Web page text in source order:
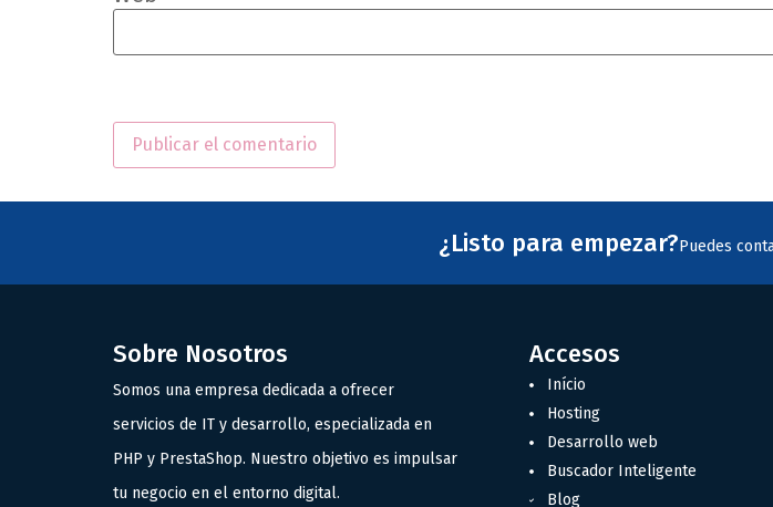
¿Listo para empezar?Puedes
Sobre Nosotros
Somos una empresa dedicada a ofrecer
servicios de IT y desarrollo, especializada en
PHP y PrestaShop. Nuestro objetivo es impulsar
tu negocio en el entorno digital.
Accesos
Início
Hosting
Desarrollo web
Buscador Inteligente
Blog